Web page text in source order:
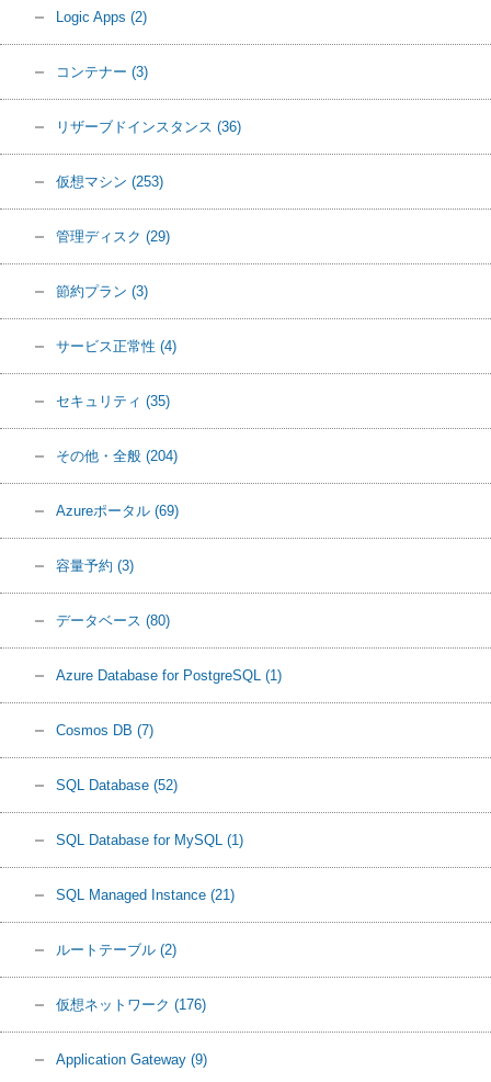
Logic Apps (2)
コンテナー (3)
リザーブドインスタンス (36)
仮想マシン (253)
管理ディスク (29)
節約プラン (3)
サービス正常性 (4)
セキュリティ (35)
その他・全般 (204)
Azureポータル (69)
容量予約 (3)
データベース (80)
Azure Database for PostgreSQL (1)
Cosmos DB (7)
SQL Database (52)
SQL Database for MySQL (1)
SQL Managed Instance (21)
ルートテーブル (2)
仮想ネットワーク (176)
Application Gateway (9)